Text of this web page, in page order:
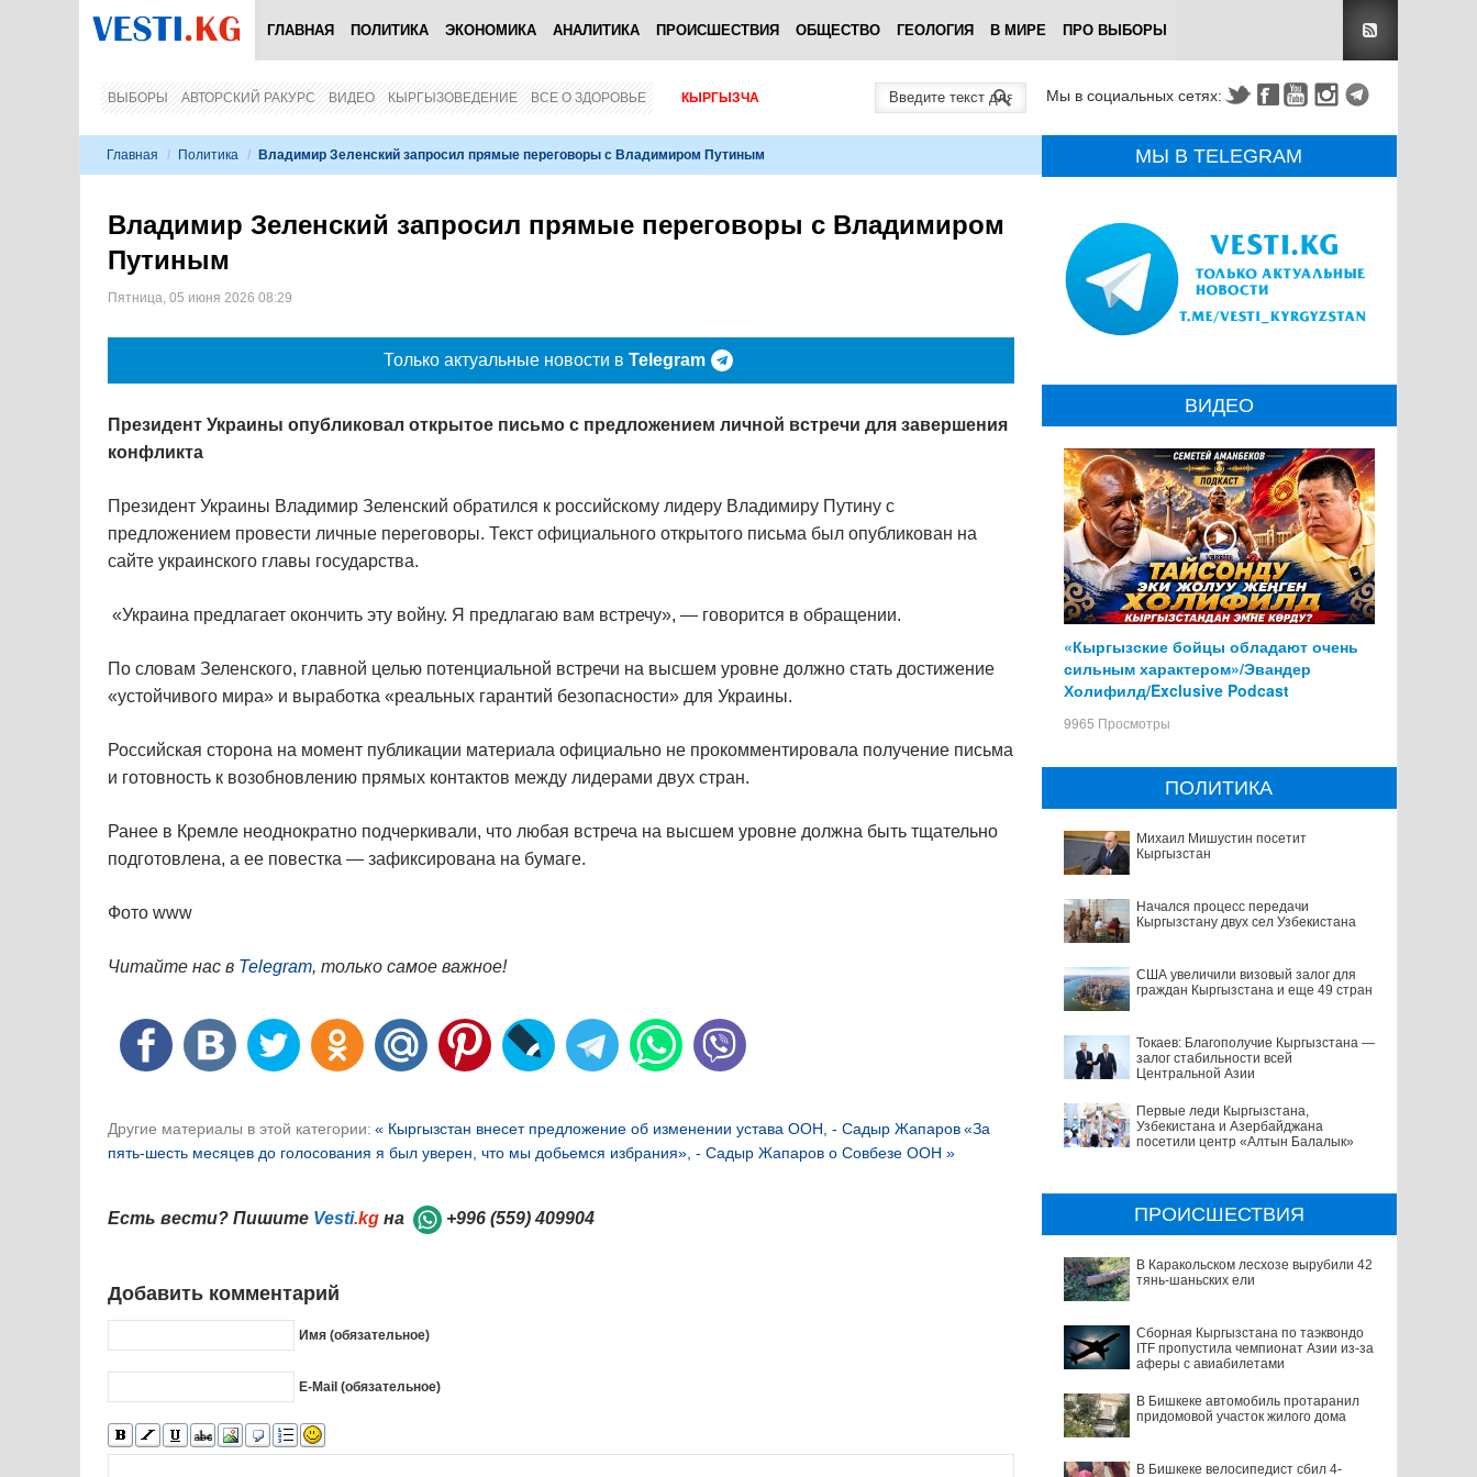
ГЛАВНАЯ ПОЛИТИКА ЭКОНОМИКА АНАЛИТИКА ПРОИСШЕСТВИЯ ОБЩЕСТВО ГЕОЛОГИЯ В МИРЕ ПРО ВЫБОРЫ
ВЫБОРЫ АВТОРСКИЙ РАКУРС ВИДЕО КЫРГЫЗОВЕДЕНИЕ ВСЕ О ЗДОРОВЬЕ КЫРГЫЗЧА Мы в социальных сетях:
Главная / Политика / Владимир Зеленский запросил прямые переговоры с Владимиром Путиным
Владимир Зеленский запросил прямые переговоры с Владимиром
Путиным
Пятница, 05 июня 2026 08:29
Только актуальные новости в Telegram
Президент Украины опубликовал открытое письмо с предложением личной встречи для завершения
конфликта
Президент Украины Владимир Зеленский обратился к российскому лидеру Владимиру Путину с
предложением провести личные переговоры. Текст официального открытого письма был опубликован на
сайте украинского главы государства.
«Украина предлагает окончить эту войну. Я предлагаю вам встречу», — говорится в обращении.
По словам Зеленского, главной целью потенциальной встречи на высшем уровне должно стать достижение
«устойчивого мира» и выработка «реальных гарантий безопасности» для Украины.
Российская сторона на момент публикации материала официально не прокомментировала получение письма
и готовность к возобновлению прямых контактов между лидерами двух стран.
Ранее в Кремле неоднократно подчеркивали, что любая встреча на высшем уровне должна быть тщательно
подготовлена, а ее повестка — зафиксирована на бумаге.
Фото www
Читайте нас в Telegram, только самое важное!
Другие материалы в этой категории: « Кыргызстан внесет предложение об изменении устава ООН, - Садыр Жапаров«За
пять-шесть месяцев до голосования я был уверен, что мы добьемся избрания», - Садыр Жапаров о Совбезе ООН »
Есть вести? Пишите Vesti.kg на +996 (559) 409904
Добавить комментарий
Имя (обязательное)
E-Mail (обязательное)
МЫ В TELEGRAM
ВИДЕО
«Кыргызские бойцы обладают очень
сильным характером»/Эвандер
Холифилд/Exclusive Podcast
9965 Просмотры
ПОЛИТИКА
Михаил Мишустин посетит
Кыргызстан
Начался процесс передачи
Кыргызстану двух сел Узбекистана
США увеличили визовый залог для
граждан Кыргызстана и еще 49 стран
Токаев: Благополучие Кыргызстана —
залог стабильности всей
Центральной Азии
Первые леди Кыргызстана,
Узбекистана и Азербайджана
посетили центр «Алтын Балалык»
ПРОИСШЕСТВИЯ
В Каракольском лесхозе вырубили 42
тянь-шаньских ели
Сборная Кыргызстана по таэквондо
ITF пропустила чемпионат Азии из-за
аферы с авиабилетами
В Бишкеке автомобиль протаранил
придомовой участок жилого дома
В Бишкеке велосипедист сбил 4-